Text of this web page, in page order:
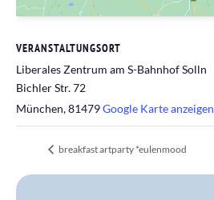
VERANSTALTUNGSORT
Liberales Zentrum am S-Bahnhof Solln
Bichler Str. 72
München,81479Google Karte anzeigen
breakfast artparty *eulenmood